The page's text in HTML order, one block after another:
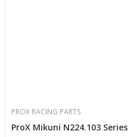
PROX RACING PARTS